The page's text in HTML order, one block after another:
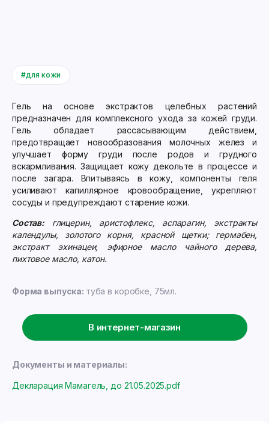
Документы и материалы:
Декларация Мамагель, до 21.05.2025.pdf
#для кожи
Гель на основе экстрактов целебных растений
предназначен для комплексного ухода за кожей груди.
Гель обладает рассасывающим действием,
предотвращает новообразования молочных желез и
улучшает форму груди после родов и грудного
вскармливания. Защищает кожу декольте в процессе и
после загара. Впитываясь в кожу, компоненты геля
усиливают капиллярное кровообращение, укрепляют
сосуды и предупреждают старение кожи.
Состав: глицерин, аристофлекс, аспарагин, экстракты
календулы, золотого корня, красной щетки; гермабен,
экстракт эхинацеи, эфирное масло чайного дерева,
пихтовое масло, катон.
Форма выпуска: туба в коробке, 75мл.
В интернет-магазин